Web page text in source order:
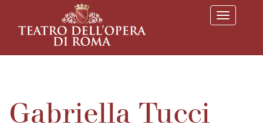
T
o
l
Gabriella Tucci